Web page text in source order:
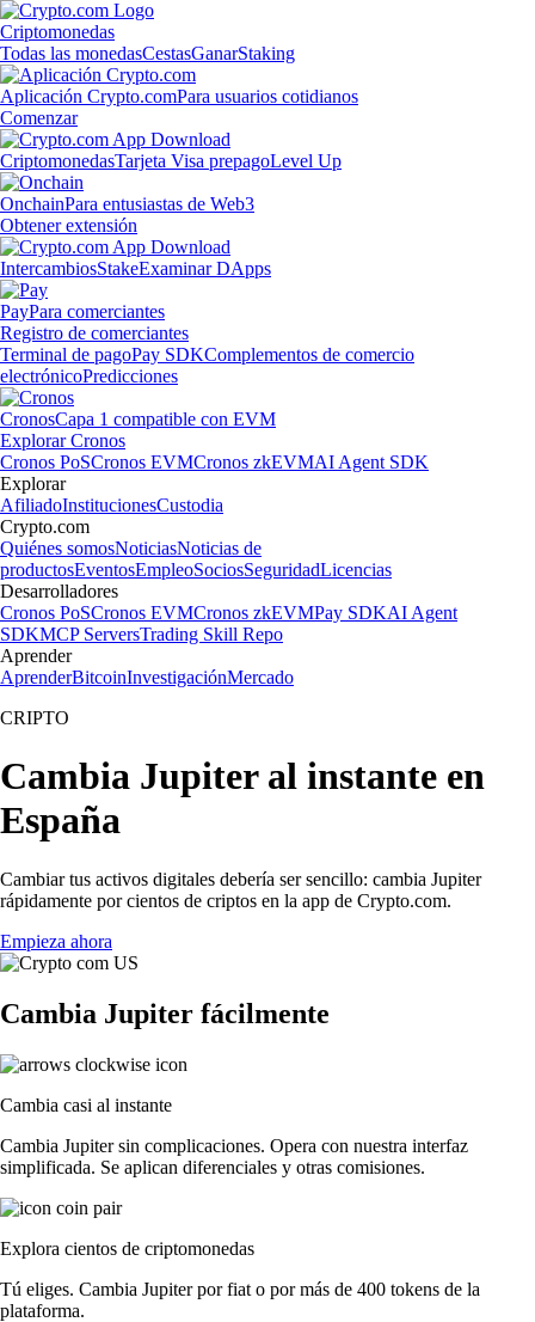
Criptomonedas
Todas las monedasCestasGanarStaking
Aplicación Crypto.comPara usuarios cotidianos
Comenzar
CriptomonedasTarjeta Visa prepagoLevel Up
OnchainPara entusiastas de Web3
Obtener extensión
IntercambiosStakeExaminar DApps
PayPara comerciantes
Registro de comerciantes
Terminal de pagoPay SDKComplementos de comercio
electrónicoPredicciones
CronosCapa 1 compatible con EVM
Explorar Cronos
Cronos PoSCronos EVMCronos zkEVMAI Agent SDK
Explorar
AfiliadoInstitucionesCustodia
Crypto.com
Quiénes somosNoticiasNoticias de
productosEventosEmpleoSociosSeguridadLicencias
Desarrolladores
Cronos PoSCronos EVMCronos zkEVMPay SDKAI Agent
SDKMCP ServersTrading Skill Repo
Aprender
AprenderBitcoinInvestigaciónMercado
CRIPTO
Cambia Jupiter al instante en
España
Cambiar tus activos digitales debería ser sencillo: cambia Jupiter
rápidamente por cientos de criptos en la app de Crypto.com.
Empieza ahora
Cambia Jupiter fácilmente
Cambia casi al instante
Cambia Jupiter sin complicaciones. Opera con nuestra interfaz
simplificada. Se aplican diferenciales y otras comisiones.
Explora cientos de criptomonedas
Tú eliges. Cambia Jupiter por fiat o por más de 400 tokens de la
plataforma.